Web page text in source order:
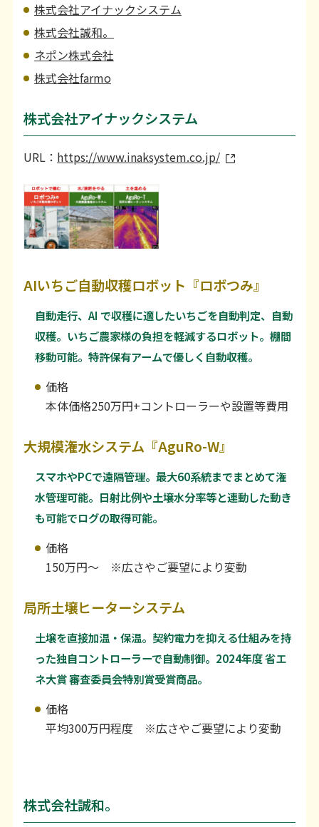
株式会社アイナックシステム
株式会社誠和。
ネポン株式会社
株式会社farmo
株式会社アイナックシステム
URL： https://www.inaksystem.co.jp/
AIいちご自動収穫ロボット『ロボつみ』
自動走行、AI で収穫に適したいちごを自動判定、自動
収穫。いちご農家様の負担を軽減するロボット。棚間
移動可能。特許保有アームで優しく自動収穫。
価格
本体価格250万円+コントローラーや設置等費用
大規模潅水システム『AguRo-W』
スマホやPCで遠隔管理。最大60系統までまとめて潅
水管理可能。日射比例や土壌水分率等と連動した動き
も可能でログの取得可能。
価格
150万円〜 ※広さやご要望により変動
局所土壌ヒーターシステム
土壌を直接加温・保温。契約電力を抑える仕組みを持
った独自コントローラーで自動制御。2024年度 省エ
ネ大賞 審査委員会特別賞受賞商品。
価格
平均300万円程度 ※広さやご要望により変動
株式会社誠和。